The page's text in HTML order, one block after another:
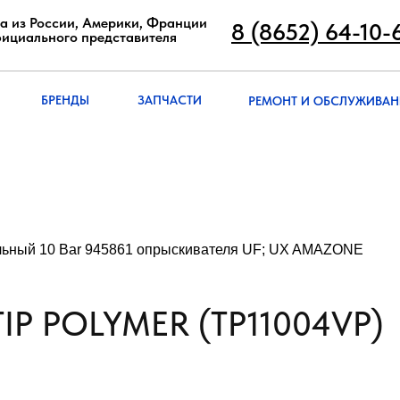
из России, Америки, Франции
представителя
8 (8652) 64-10-
ЗАПЧАСТИ РЕМОНТ И
БРЕНДЫ
8 (8652) 64-
БРЭНДЫ ЗАПЧАСТИ
10 Bar 945861 опрыскивателя UF; UX AMAZONE
POLYMER (TP11004VP)